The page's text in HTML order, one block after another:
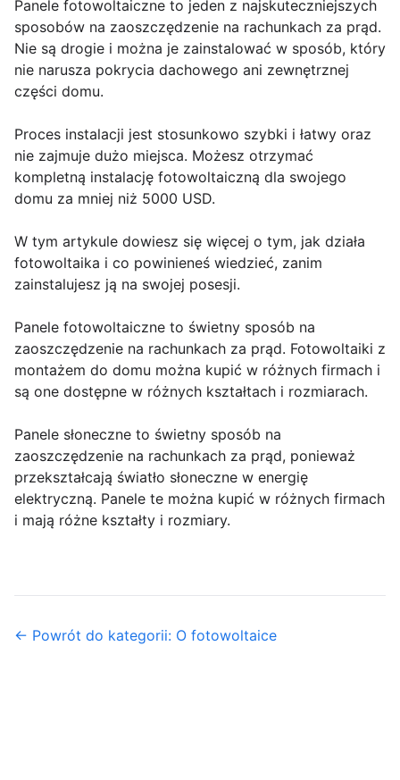
Panele fotowoltaiczne to jeden z najskuteczniejszych
sposobów na zaoszczędzenie na rachunkach za prąd.
Nie są drogie i można je zainstalować w sposób, który
nie narusza pokrycia dachowego ani zewnętrznej
części domu.
Proces instalacji jest stosunkowo szybki i łatwy oraz
nie zajmuje dużo miejsca. Możesz otrzymać
kompletną instalację fotowoltaiczną dla swojego
domu za mniej niż 5000 USD.
W tym artykule dowiesz się więcej o tym, jak działa
fotowoltaika i co powinieneś wiedzieć, zanim
zainstalujesz ją na swojej posesji.
Panele fotowoltaiczne to świetny sposób na
zaoszczędzenie na rachunkach za prąd. Fotowoltaiki z
montażem do domu można kupić w różnych firmach i
są one dostępne w różnych kształtach i rozmiarach.
Panele słoneczne to świetny sposób na
zaoszczędzenie na rachunkach za prąd, ponieważ
przekształcają światło słoneczne w energię
elektryczną. Panele te można kupić w różnych firmach
i mają różne kształty i rozmiary.
← Powrót do kategorii: O fotowoltaice